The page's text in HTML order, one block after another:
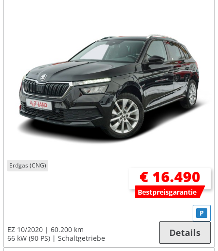
Erdgas (CNG)
€ 16.490
Bestpreisgarantie
EZ 10/2020
60.200 km
66 kW (90 PS)
Schaltgetriebe
P
Details